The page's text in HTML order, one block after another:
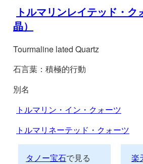
トルマリンレイテッド・ク
晶）
Tourmaline lated Quartz
石言葉：積極的行動
別名
トルマリン・イン・クォーツ
トルマリネーテッド・クォーツ
タノー宝石で見る 楽